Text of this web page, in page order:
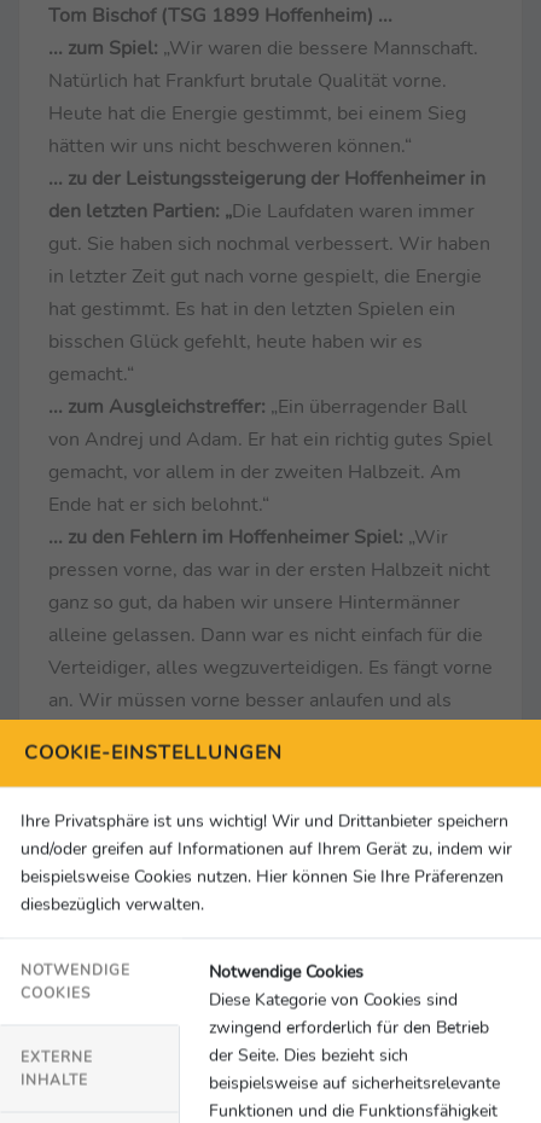
Tom Bischof (TSG 1899 Hoffenheim) ...
... zum Spiel: „Wir waren die bessere Mannschaft.
Natürlich hat Frankfurt brutale Qualität vorne.
Heute hat die Energie gestimmt, bei einem Sieg
hätten wir uns nicht beschweren können.“
... zu der Leistungssteigerung der Hoffenheimer in
den letzten Partien: „Die Laufdaten waren immer
gut. Sie haben sich nochmal verbessert. Wir haben
in letzter Zeit gut nach vorne gespielt, die Energie
hat gestimmt. Es hat in den letzten Spielen ein
bisschen Glück gefehlt, heute haben wir es
gemacht.“
... zum Ausgleichstreffer: „Ein überragender Ball
von Andrej und Adam. Er hat ein richtig gutes Spiel
gemacht, vor allem in der zweiten Halbzeit. Am
Ende hat er sich belohnt.“
... zu den Fehlern im Hoffenheimer Spiel: „Wir
pressen vorne, das war in der ersten Halbzeit nicht
ganz so gut, da haben wir unsere Hintermänner
alleine gelassen. Dann war es nicht einfach für die
Verteidiger, alles wegzuverteidigen. Es fängt vorne
an. Wir müssen vorne besser anlaufen und als
... zu Luca Philipp:„Der Junge soll nicht abheben.
pusht mich immer, und wir machen viele Witze. Er
sitzt neben mir, er hat es sich heute einfach
verdient.“
Luca Philipp (Torhüter 1899 Hoffenheim) ...
... zu der Aussage von Tom Bischof, er sei ein
verrückter Typ: „
Ich bin positiv verrückt, ich lebe für
den Sport und den Verein. Ich bin dieses Jahr das
zwölfte Jahr hier. Ich habe alle Jugendstufen
COOKIE-EINSTELLUNGEN
Ihre Privatsphäre ist uns wichtig! Wir und Drittanbieter speichern
und/oder greifen auf Informationen auf Ihrem Gerät zu, indem wir
beispielsweise Cookies nutzen. Hier können Sie Ihre Präferenzen
diesbezüglich verwalten.
NOTWENDIGE
COOKIES
EXTERNE
INHALTE
Notwendige Cookies
Diese Kategorie von Cookies sind
zwingend erforderlich für den Betrieb
der Seite. Dies bezieht sich
beispielsweise auf sicherheitsrelevante
Funktionen und die Funktionsfähigkeit